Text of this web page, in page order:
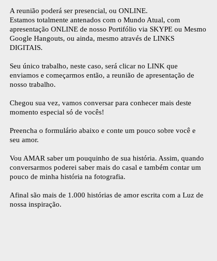
A reunião poderá ser presencial, ou ONLINE.
Estamos totalmente antenados com o Mundo Atual, com
apresentação ONLINE de nosso Portifólio via SKYPE ou Mesmo
Google Hangouts, ou ainda, mesmo através de LINKS
DIGITAIS.
Seu único trabalho, neste caso, será clicar no LINK que
enviamos e começarmos então, a reunião de apresentação de
nosso trabalho.
Chegou sua vez, vamos conversar para conhecer mais deste
momento especial só de vocês!
Preencha o formulário abaixo e conte um pouco sobre você e
seu amor.
Vou AMAR saber um pouquinho de sua história. Assim, quando
conversarmos poderei saber mais do casal e também contar um
pouco de minha história na fotografia.
Afinal são mais de 1.000 histórias de amor escrita com a Luz de
nossa inspiração.